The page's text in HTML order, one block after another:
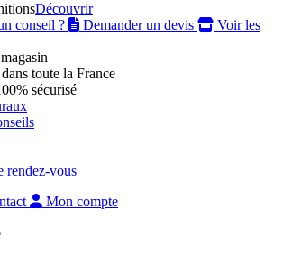
Découvrir
conseil ?
Demander un devis
Voir les
toute la France
sécurisé
rendez-vous
Mon compte